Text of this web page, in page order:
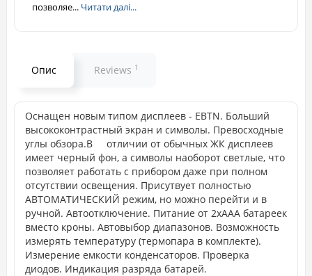
позволяе... Читати далі...
Опис Reviews 1
Oснащен новым типом дисплеев - EBTN. Больший
высококонтрастный экран и символы. Превосходные
углы обзора.В отличии от обычных ЖК дисплеев
имеет черный фон, а символы наоборот светлые, что
позволяет работать с прибором даже при полном
отсутствии освещения. Присутвует полностью
АВТОМАТИЧЕСКИЙ режим, но можно перейти и в
ручной. Автоотключение. Питание от 2xAAA батареек
вместо кроны. Автовыбор диапазонов. Возможность
измерять температуру (термопара в комплекте).
Измерение емкости конденсаторов. Проверка
диодов. Индикация разряда батарей.